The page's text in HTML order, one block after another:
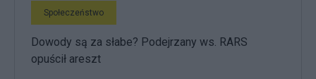
Społeczeństwo
Dowody są za słabe? Podejrzany ws. RARS
opuścił areszt